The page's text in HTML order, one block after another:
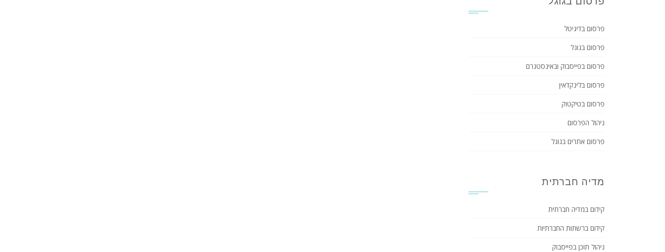
פרסום בדיגיטל
פרסום בגוגל
פרסום בפייסבוק ובאינסטגרם
פרסום בלינקדאין
פרסום בטיקטוק
ניהול הפרסום
פרסום אתרים בגוגל
מדיה חברתית
קידום במדיה חברתית
קידום ברשתות החברתיות
ניהול תוכן בפייסבוק